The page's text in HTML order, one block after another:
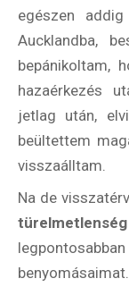
egészen
Aucklandba,
bepánikoltam,
hazaérkezés
jetlag után,
beültettem
visszaálltam.
Na de
türelmetlenség